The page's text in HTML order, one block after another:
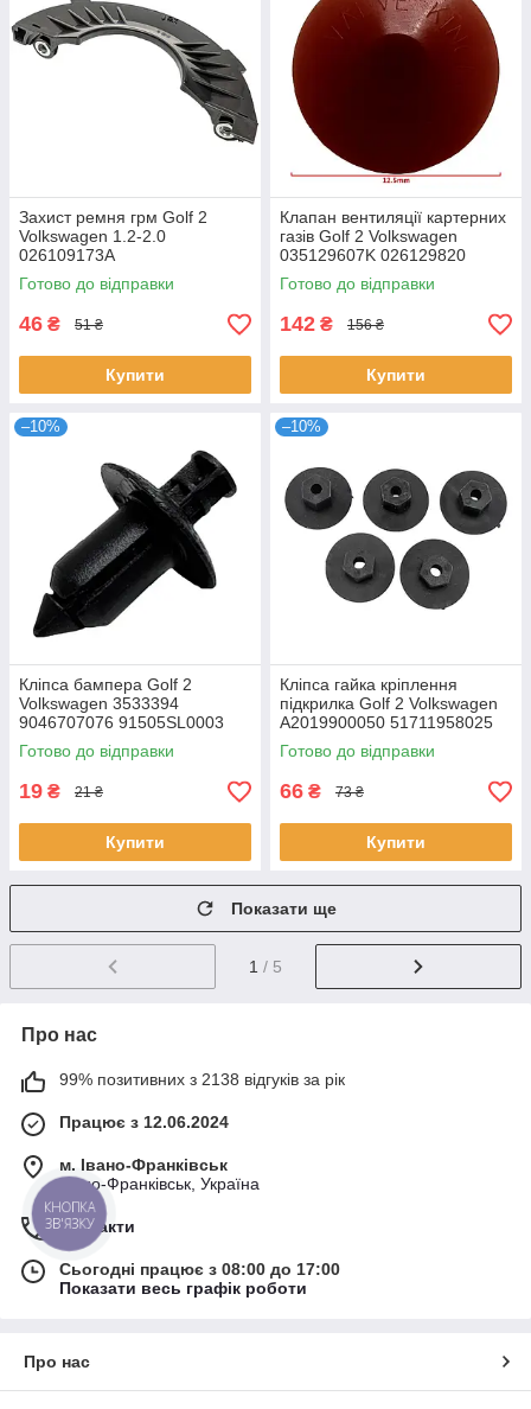
Захист ремня грм Golf 2
Volkswagen 1.2-2.0
026109173A
Готово до відправки
46 ₴ 51 ₴
Купити
Клапан вентиляції картерних
газів Golf 2 Volkswagen
035129607K 026129820
050129607E
Готово до відправки
142 ₴ 156 ₴
Купити
–10%
Кліпса бампера Golf 2
Volkswagen 3533394
9046707076 91505SL0003
Готово до відправки
19 ₴ 21 ₴
Купити
–10%
Кліпса гайка кріплення
підкрилка Golf 2 Volkswagen
A2019900050 51711958025
441955973B 712731
Готово до відправки
66 ₴ 73 ₴
Купити
Показати ще
1 / 5
Про нас
99% позитивних з 2138 відгуків за рік
Працює з 12.06.2024
м. Івано-Франківськ
Івано-Франківськ, Україна
Контакти
Сьогодні працює з 08:00 до 17:00
Показати весь графік роботи
Про нас
КНОПКА
ЗВ'ЯЗКУ